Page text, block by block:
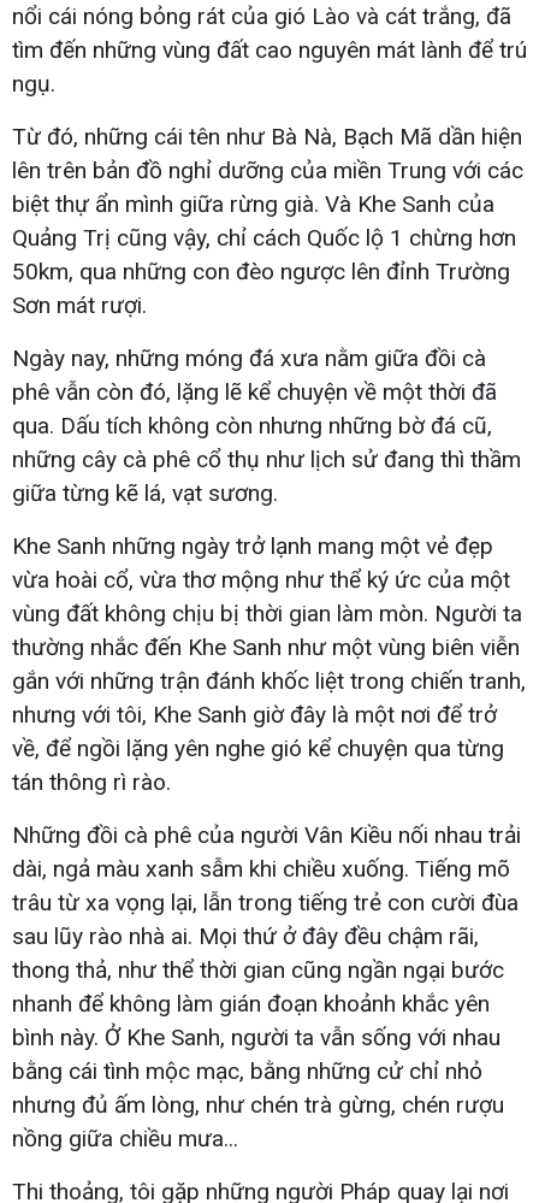
nổi cái nóng bỏng rát của gió Lào và cát trắng, đã
tìm đến những vùng đất cao nguyên mát lành để trú
ngụ.
Từ đó, những cái tên như Bà Nà, Bạch Mã dần hiện
lên trên bản đồ nghỉ dưỡng của miền Trung với các
biệt thự ẩn mình giữa rừng già. Và Khe Sanh của
Quảng Trị cũng vậy, chỉ cách Quốc lộ 1 chừng hơn
50km, qua những con đèo ngược lên đỉnh Trường
Sơn mát rượi.
Ngày nay, những móng đá xưa nằm giữa đồi cà
phê vẫn còn đó, lặng lẽ kể chuyện về một thời đã
qua. Dấu tích không còn nhưng những bờ đá cũ,
những cây cà phê cổ thụ như lịch sử đang thì thầm
giữa từng kẽ lá, vạt sương.
Khe Sanh những ngày trở lạnh mang một vẻ đẹp
vừa hoài cổ, vừa thơ mộng như thể ký ức của một
vùng đất không chịu bị thời gian làm mòn. Người ta
thường nhắc đến Khe Sanh như một vùng biên viễn
gắn với những trận đánh khốc liệt trong chiến tranh,
nhưng với tôi, Khe Sanh giờ đây là một nơi để trở
về, để ngồi lặng yên nghe gió kể chuyện qua từng
tán thông rì rào.
Những đồi cà phê của người Vân Kiều nối nhau trải
dài, ngả màu xanh sẫm khi chiều xuống. Tiếng mõ
trâu từ xa vọng lại, lẫn trong tiếng trẻ con cười đùa
sau lũy rào nhà ai. Mọi thứ ở đây đều chậm rãi,
thong thả, như thể thời gian cũng ngần ngại bước
nhanh để không làm gián đoạn khoảnh khắc yên
bình này. Ở Khe Sanh, người ta vẫn sống với nhau
bằng cái tình mộc mạc, bằng những cử chỉ nhỏ
nhưng đủ ấm lòng, như chén trà gừng, chén rượu
nồng giữa chiều mưa...
Thi thoảng, tôi gặp những người Pháp quay lại nơi